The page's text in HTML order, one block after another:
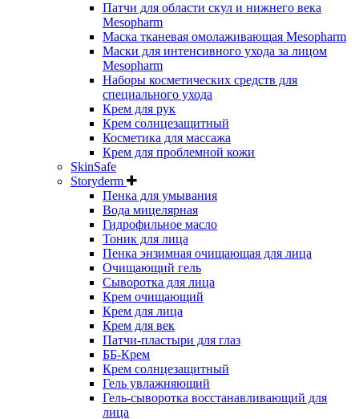
Патчи для области скул и нижнего века
Mesopharm
Маска тканевая омолаживающая Mesopharm
Маски для интенсивного ухода за лицом
Mesopharm
Наборы косметических средств для
специального ухода
Крем для рук
Крем солнцезащитный
Косметика для массажа
Крем для проблемной кожи
SkinSafe
Storyderm
Пенка для умывания
Вода мицелярная
Гидрофильное масло
Тоник для лица
Пенка энзимная очищающая для лица
Очищающий гель
Сыворотка для лица
Крем очищающий
Крем для лица
Крем для век
Патчи-пластыри для глаз
ББ-Крем
Крем солнцезащитный
Гель увлажняющий
Гель-сыворотка восстанавливающий для
лица